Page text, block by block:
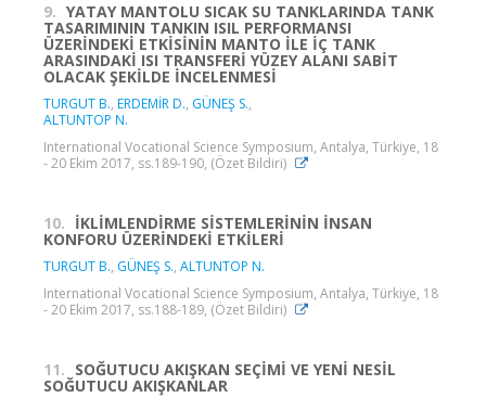
9. YATAY MANTOLU SICAK SU TANKLARINDA TANK
TASARIMININ TANKIN ISIL PERFORMANSI
ÜZERİNDEKİ ETKİSİNİN MANTO İLE İÇ TANK
ARASINDAKİ ISI TRANSFERİ YÜZEY ALANI SABİT
OLACAK ŞEKİLDE İNCELENMESİ
TURGUT B., ERDEMİR D., GÜNEŞ S.,
ALTUNTOP N.
International Vocational Science Symposium, Antalya, Türkiye, 18
- 20 Ekim 2017, ss.189-190, (Özet Bildiri)
10. İKLİMLENDİRME SİSTEMLERİNİN İNSAN
KONFORU ÜZERİNDEKİ ETKİLERİ
TURGUT B., GÜNEŞ S., ALTUNTOP N.
International Vocational Science Symposium, Antalya, Türkiye, 18
- 20 Ekim 2017, ss.188-189, (Özet Bildiri)
11. SOĞUTUCU AKIŞKAN SEÇİMİ VE YENİ NESİL
SOĞUTUCU AKIŞKANLAR